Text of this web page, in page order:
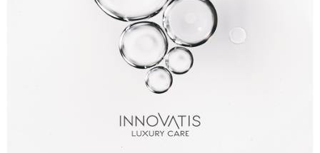
每筆NT$80，滿NT$2,000(含以上)免運費
每筆NT$80，滿NT$2,000(含以上)免運費